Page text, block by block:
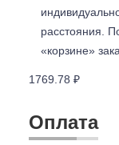
расстояния.
«корзине»
1769.78 ₽
Оплата